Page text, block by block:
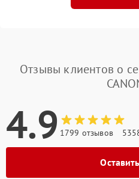
Отзывы клиентов о
4.9 1799 отзывов